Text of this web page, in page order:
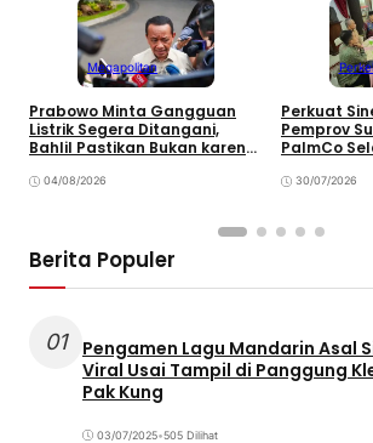
Megapolitan
Prabowo Minta Gangguan
Listrik Segera Ditangani,
Bahlil Pastikan Bukan karena
04/08/2026
Perkuat
Pemprov
PalmCo
30/07/2026
Berita Populer
01
Pengamen Lagu Mandarin Asal
Viral Usai Tampil di Panggung
Pak Kung
03/07/2025•505 Dilihat